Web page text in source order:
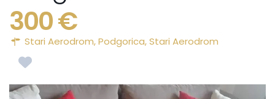
300 €
Stari Aerodrom,Podgorica,Stari Aerodrom